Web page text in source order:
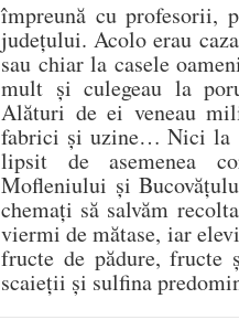
împreună cu profesorii,
județului. Acolo erau
sau chiar la casele
mult și culegeau la
Alături de ei veneau
fabrici și uzine… Nici la
lipsit de asemenea
Mofleniului și
chemați să salvăm
viermi de mătase, iar
fructe de pădure, fructe
scaieții și sulfina